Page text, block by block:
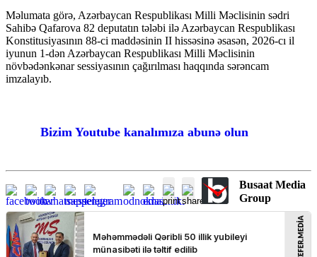
Məlumata görə, Azərbaycan Respublikası Milli Məclisinin sədri
Sahibə Qafarova 82 deputatın tələbi ilə Azərbaycan Respublikası
Konstitusiyasının 88-ci maddəsinin II hissəsinə əsasən, 2026-cı il
iyunun 1-dən Azərbaycan Respublikası Milli Məclisinin
növbədənkənar sessiyasının çağırılması haqqında sərəncam
imzalayıb.
Bizim Youtube kanalımıza abunə olun
Busaat Media
Group